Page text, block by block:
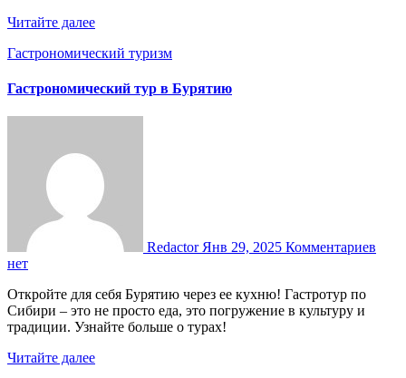
Читайте далее
Гастрономический туризм
Гастрономический тур в Бурятию
Redactor Янв 29, 2025 Комментариев
нет
Откройте для себя Бурятию через ее кухню! Гастротур по
Сибири – это не просто еда, это погружение в культуру и
традиции. Узнайте больше о турах!
Читайте далее